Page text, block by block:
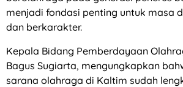
menjadi fondasi penting untuk masa
dan berkarakter.
Kepala Bidang Pemberdayaan
Bagus Sugiarta, mengungkapkan
sarana olahraga di Kaltim sudah